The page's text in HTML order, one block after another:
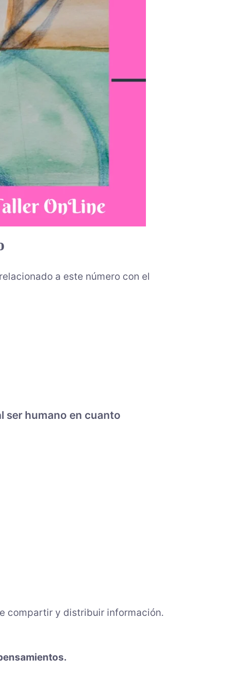
a este número con el
ser humano en cuanto
compartir y distribuir información.